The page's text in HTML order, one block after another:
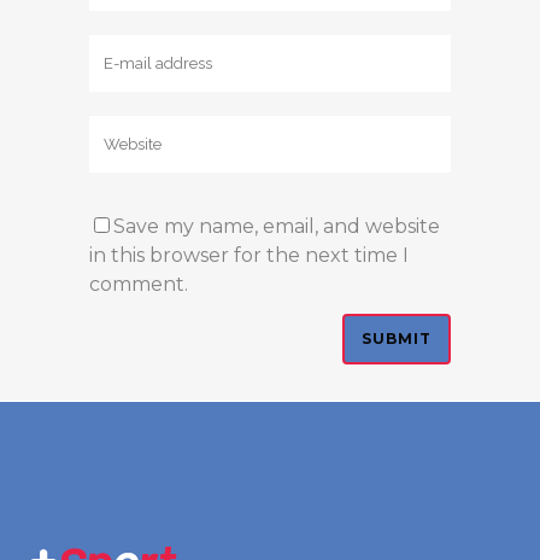
Save my name, email, and website
in this browser for the next time I
comment.